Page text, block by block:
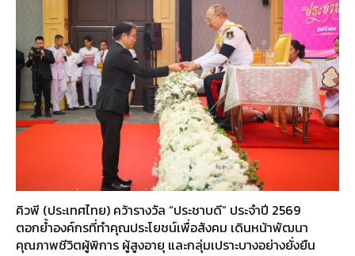
คิวพี (ประเทศไทย) คว้ารางวัล “ประชาบดี” ประจำปี 2569
ตอกย้ำองค์กรที่ทำคุณประโยชน์เพื่อสังคม เดินหน้าพัฒนา
คุณภาพชีวิตผู้พิการ ผู้สูงอายุ และกลุ่มเปราะบางอย่างยั่งยืน